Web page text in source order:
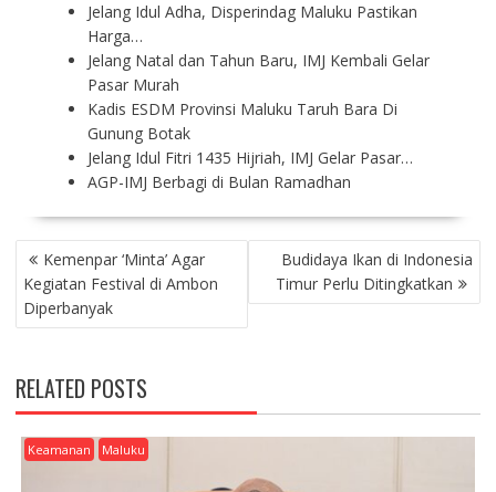
Jelang Idul Adha, Disperindag Maluku Pastikan
Harga…
Jelang Natal dan Tahun Baru, IMJ Kembali Gelar
Pasar Murah
Kadis ESDM Provinsi Maluku Taruh Bara Di
Gunung Botak
Jelang Idul Fitri 1435 Hijriah, IMJ Gelar Pasar…
AGP-IMJ Berbagi di Bulan Ramadhan
P
O
S
T
A
V
I
G
A
Kemenpar ‘Minta’ Agar
Kegiatan Festival di Ambon
Diperbanyak
Budidaya Ikan di Indonesia
Timur Perlu Ditingkatkan
RELATED POSTS
Keamanan Maluku